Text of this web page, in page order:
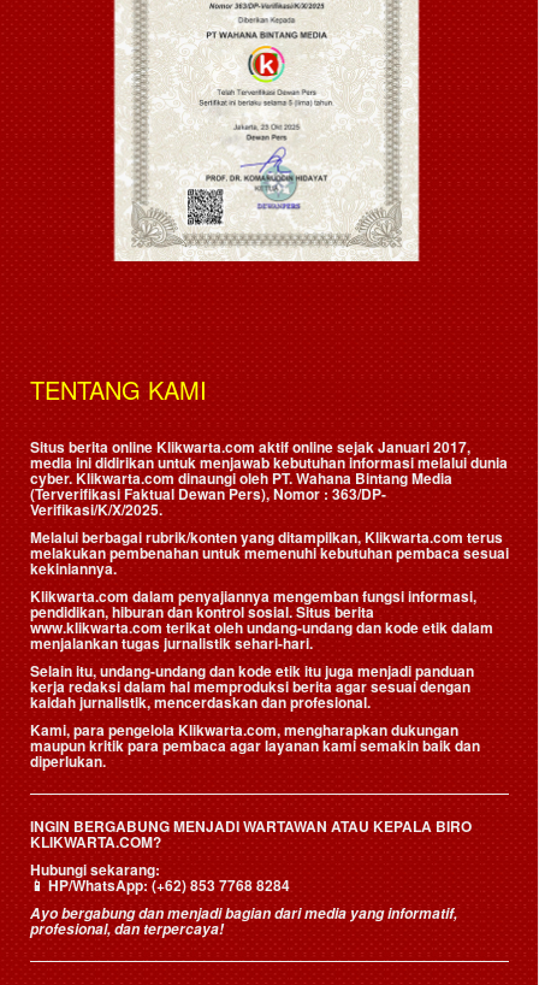
TENTANG KAMI
Situs berita online Klikwarta.com aktif online sejak Januari 2017,
media ini didirikan untuk menjawab kebutuhan informasi melalui dunia
cyber. Klikwarta.com dinaungi oleh PT. Wahana Bintang Media
(Terverifikasi Faktual Dewan Pers), Nomor : 363/DP-
Verifikasi/K/X/2025.
Melalui berbagai rubrik/konten yang ditampilkan, Klikwarta.com terus
melakukan pembenahan untuk memenuhi kebutuhan pembaca sesuai
kekiniannya.
Klikwarta.com dalam penyajiannya mengemban fungsi informasi,
pendidikan, hiburan dan kontrol sosial. Situs berita
www.klikwarta.com terikat oleh undang-undang dan kode etik dalam
menjalankan tugas jurnalistik sehari-hari.
Selain itu, undang-undang dan kode etik itu juga menjadi panduan
kerja redaksi dalam hal memproduksi berita agar sesuai dengan
kaidah jurnalistik, mencerdaskan dan profesional.
Kami, para pengelola Klikwarta.com, mengharapkan dukungan
maupun kritik para pembaca agar layanan kami semakin baik dan
diperlukan.
INGIN BERGABUNG MENJADI WARTAWAN ATAU KEPALA BIRO
KLIKWARTA.COM?
Hubungi sekarang:
📱HP/WhatsApp:(+62) 853 7768 8284
Ayo bergabung dan menjadi bagian dari media yang informatif,
profesional, dan terpercaya!